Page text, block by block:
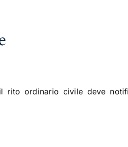
rito ordinario civile deve